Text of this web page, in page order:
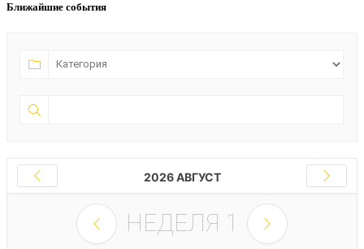
Ближайшие события
2026 АВГУСТ
НЕДЕЛЯ 1